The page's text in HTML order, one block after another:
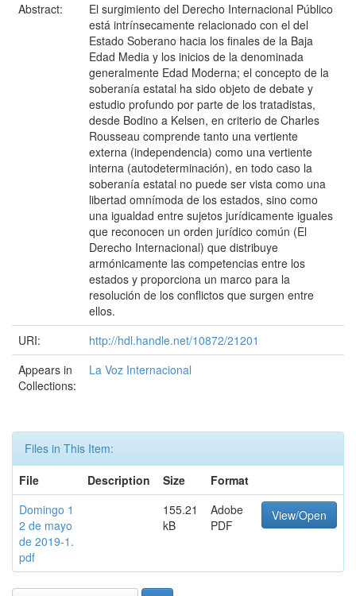
Abstract:
El surgimiento del Derecho Internacional Público
está intrínsecamente relacionado con el del
Estado Soberano hacia los finales de la Baja
Edad Media y los inicios de la denominada
generalmente Edad Moderna; el concepto de la
soberanía estatal ha sido objeto de debate y
estudio profundo por parte de los tratadistas,
desde Bodino a Kelsen, en criterio de Charles
Rousseau comprende tanto una vertiente
externa (independencia) como una vertiente
interna (autodeterminación), en todo caso la
soberanía estatal no puede ser vista como una
libertad omnímoda de los estados, sino como
una igualdad entre sujetos jurídicamente iguales
que reconocen un orden jurídico común (El
Derecho Internacional) que distribuye
armónicamente las competencias entre los
estados y proporciona un marco para la
resolución de los conflictos que surgen entre
ellos.
URI:
http://hdl.handle.net/10872/21201
Appears in
Collections:
La Voz Internacional
Files in This Item:
File
Description Size
Format
Domingo 1
2 de mayo
de 2019-1.
pdf
155.21
kB
Adobe
PDF
View/Open